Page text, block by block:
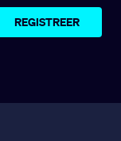
REGISTREER